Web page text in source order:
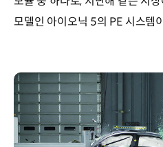
모델인 아이오닉 5의 PE 시스템